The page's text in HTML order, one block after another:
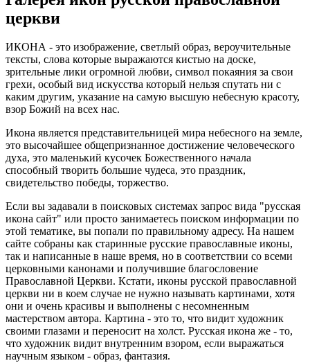
церкви
ИКОНА - это изображение, светлый образ, вероучительные
тексты, слова которые выражаются кистью на доске,
зрительные лики огромной любви, символ покаяния за свои
грехи, особый вид искусства который нельзя спутать ни с
каким другим, указание на самую высшую небесную красоту,
взор Божий на всех нас.
Икона является представительницей мира небесного на земле,
это высочайшее общепризнанное достижение человеческого
духа, это маленький кусочек Божественного начала
способный творить большие чудеса, это праздник,
свидетельство победы, торжество.
Если вы задавали в поисковых системах запрос вида "русская
икона сайт" или просто занимаетесь поиском информации по
этой тематике, вы попали по правильному адресу. На нашем
сайте собраны как старинные русские православные иконы,
так и написанные в наше время, но в соответствии со всеми
церковными канонами и получившие благословение
Православной Церкви. Кстати, иконы русской православной
церкви ни в коем случае не нужно называть картинами, хотя
они и очень красивы и выполнены с несомненным
мастерством автора. Картина - это то, что видит художник
своими глазами и переносит на холст. Русская икона же - то,
что художник видит внутренним взором, если выражаться
научным языком - образ, фантазия.